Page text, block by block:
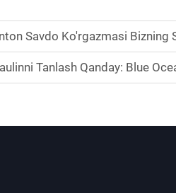
Savdo Ko'rgazmasi Bizning
Tanlash Qanday: Blue